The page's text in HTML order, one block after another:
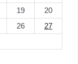
19
20
26
27